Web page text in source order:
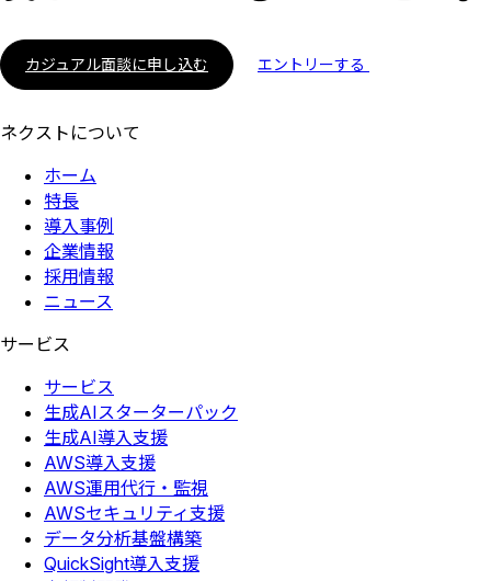
カジュアル面談に申し込む エントリーする
ネクストについて
ホーム
特長
導入事例
企業情報
採用情報
ニュース
サービス
サービス
生成AIスターターパック
生成AI導入支援
AWS導入支援
AWS運用代行・監視
AWSセキュリティ支援
データ分析基盤構築
QuickSight導入支援